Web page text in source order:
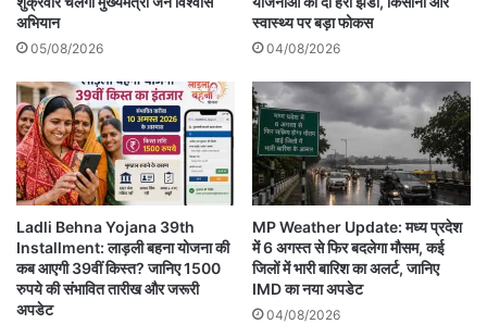
अभियान
05/08/2026
स्वास्थ्य पर बड़ा फोकस
04/08/2026
Ladli Behna Yojana 39th
Installment: लाड़ली बहना योजना की
कब आएगी 39वीं किस्त? जानिए 1500
रुपये की संभावित तारीख और जरूरी
अपडेट
MP Weather Update: मध्य प्रदेश
में 6 अगस्त से फिर बदलेगा मौसम, कई
जिलों में भारी बारिश का अलर्ट, जानिए
IMD का नया अपडेट
04/08/2026